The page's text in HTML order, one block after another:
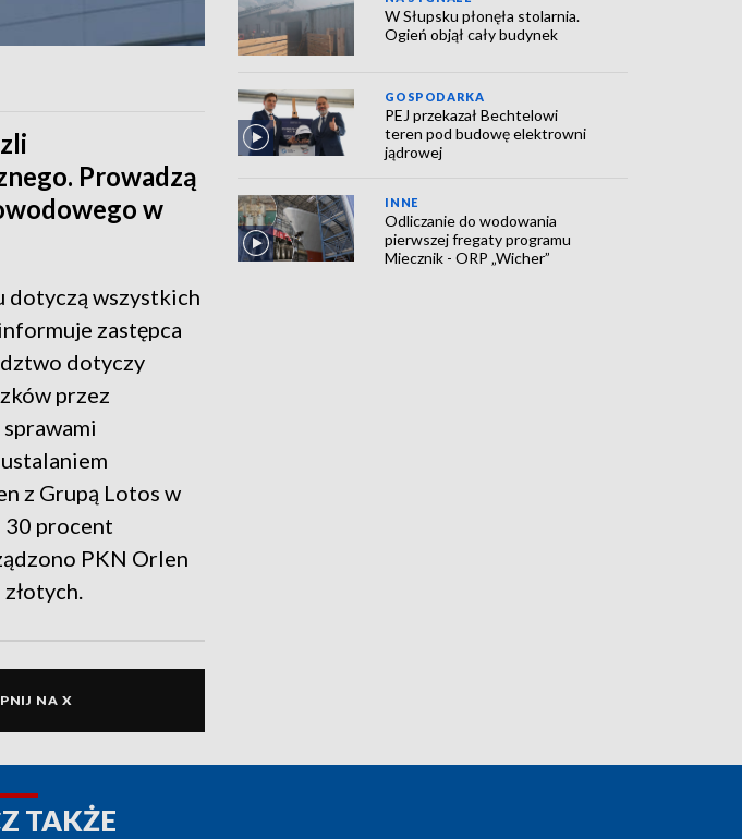
Prowadzą
w
dotyczą wszystkich
zastępca
dotyczy
przez
z Grupą Lotos w
30 procent
PKN Orlen
NA X
W Słupsku płonęła stolarnia.
Ogień objął cały budynek
GOSPODARKA
PEJ przekazał Bechtelowi
teren pod budowę elektrowni
jądrowej
INNE
Odliczanie do wodowania
pierwszej fregaty programu
Miecznik - ORP „Wicher”
TAKŻE